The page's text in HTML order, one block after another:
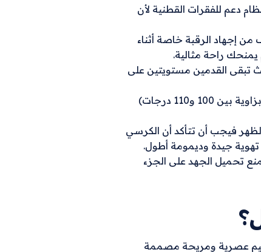
دعم للفقرات القطنية لأن
إجهاد الرقبة خاصة أثناء
راحة مثالية.
تبقى القدمين مستويتين على
زاوية الإمالة ومسند الظهر اختر كرسي يسمح لك بإمالة الظهر للخلف قليلا (بزاوية بين 100 و110 درجات)
فيجب أن تتأكد أن الكرسي
جيدة وديمومة أطول.
تحميل الجهد على الجزء
عصرية ومريحة مصممة